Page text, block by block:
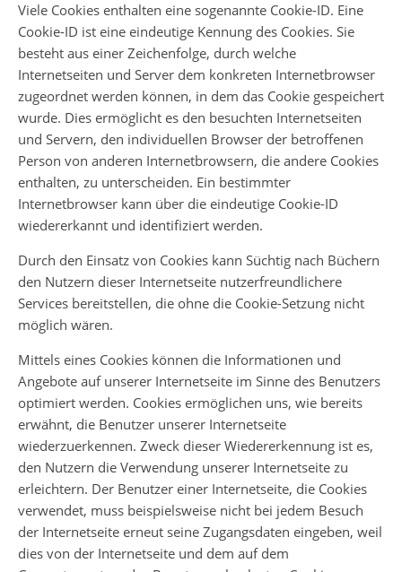
Viele Cookies enthalten eine sogenannte Cookie-ID. Eine
Cookie-ID ist eine eindeutige Kennung des Cookies. Sie
besteht aus einer Zeichenfolge, durch welche
Internetseiten und Server dem konkreten Internetbrowser
zugeordnet werden können, in dem das Cookie gespeichert
wurde. Dies ermöglicht es den besuchten Internetseiten
und Servern, den individuellen Browser der betroffenen
Person von anderen Internetbrowsern, die andere Cookies
enthalten, zu unterscheiden. Ein bestimmter
Internetbrowser kann über die eindeutige Cookie-ID
wiedererkannt und identifiziert werden.
Durch den Einsatz von Cookies kann Süchtig nach Büchern
den Nutzern dieser Internetseite nutzerfreundlichere
Services bereitstellen, die ohne die Cookie-Setzung nicht
möglich wären.
Mittels eines Cookies können die Informationen und
Angebote auf unserer Internetseite im Sinne des Benutzers
optimiert werden. Cookies ermöglichen uns, wie bereits
erwähnt, die Benutzer unserer Internetseite
wiederzuerkennen. Zweck dieser Wiedererkennung ist es,
den Nutzern die Verwendung unserer Internetseite zu
erleichtern. Der Benutzer einer Internetseite, die Cookies
verwendet, muss beispielsweise nicht bei jedem Besuch
der Internetseite erneut seine Zugangsdaten eingeben, weil
dies von der Internetseite und dem auf dem